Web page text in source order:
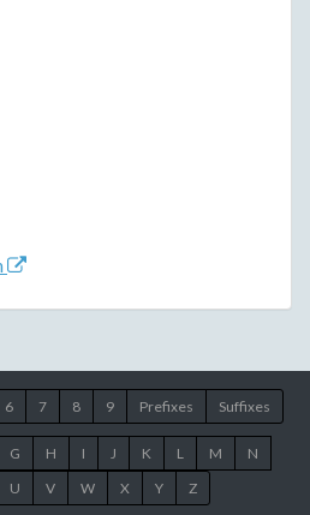
6 7 8 9 Prefixes Suffixes
G H I J K L M
N
U V W X Y Z